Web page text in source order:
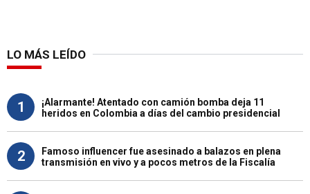
LO MÁS LEÍDO
1
¡Alarmante! Atentado con camión bomba deja 11
heridos en Colombia a días del cambio presidencial
2
Famoso influencer fue asesinado a balazos en plena
transmisión en vivo y a pocos metros de la Fiscalía